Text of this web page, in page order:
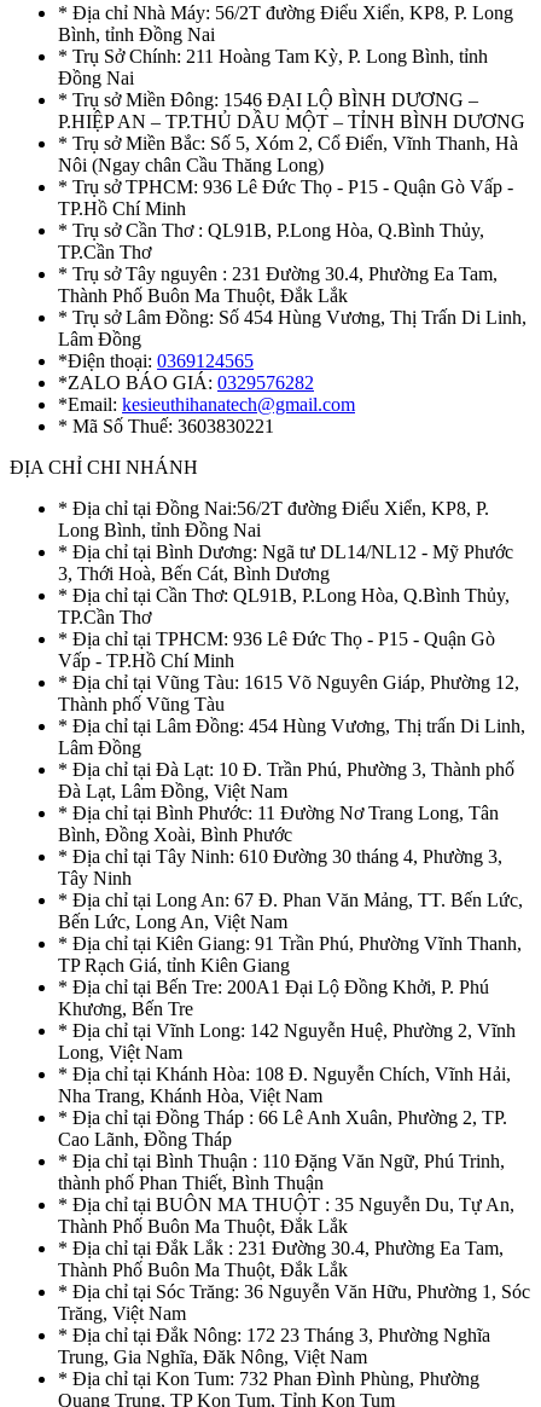
* Địa chỉ Nhà Máy: 56/2T đường Điểu Xiển, KP8, P. Long
Bình, tỉnh Đồng Nai
* Trụ Sở Chính: 211 Hoàng Tam Kỳ, P. Long Bình, tỉnh
Đồng Nai
* Trụ sở Miền Đông: 1546 ĐẠI LỘ BÌNH DƯƠNG –
P.HIỆP AN – TP.THỦ DẦU MỘT – TỈNH BÌNH DƯƠNG
* Trụ sở Miền Bắc: Số 5, Xóm 2, Cổ Điển, Vĩnh Thanh, Hà
Nôi (Ngay chân Cầu Thăng Long)
* Trụ sở TPHCM: 936 Lê Đức Thọ - P15 - Quận Gò Vấp -
TP.Hồ Chí Minh
* Trụ sở Cần Thơ : QL91B, P.Long Hòa, Q.Bình Thủy,
TP.Cần Thơ
* Trụ sở Tây nguyên : 231 Đường 30.4, Phường Ea Tam,
Thành Phố Buôn Ma Thuột, Đắk Lắk
* Trụ sở Lâm Đồng: Số 454 Hùng Vương, Thị Trấn Di Linh,
Lâm Đồng
*Điện thoại: 0369124565
*ZALO BÁO GIÁ: 0329576282
*Email: kesieuthihanatech@gmail.com
* Mã Số Thuế: 3603830221
ĐỊA CHỈ CHI NHÁNH
* Địa chỉ tại Đồng Nai:56/2T đường Điểu Xiển, KP8, P.
Long Bình, tỉnh Đồng Nai
* Địa chỉ tại Bình Dương: Ngã tư DL14/NL12 - Mỹ Phước
3, Thới Hoà, Bến Cát, Bình Dương
* Địa chỉ tại Cần Thơ: QL91B, P.Long Hòa, Q.Bình Thủy,
TP.Cần Thơ
* Địa chỉ tại TPHCM: 936 Lê Đức Thọ - P15 - Quận Gò
Vấp - TP.Hồ Chí Minh
* Địa chỉ tại Vũng Tàu: 1615 Võ Nguyên Giáp, Phường 12,
Thành phố Vũng Tàu
* Địa chỉ tại Lâm Đồng: 454 Hùng Vương, Thị trấn Di Linh,
Lâm Đồng
* Địa chỉ tại Đà Lạt: 10 Đ. Trần Phú, Phường 3, Thành phố
Đà Lạt, Lâm Đồng, Việt Nam
* Địa chỉ tại Bình Phước: 11 Đường Nơ Trang Long, Tân
Bình, Đồng Xoài, Bình Phước
* Địa chỉ tại Tây Ninh: 610 Đường 30 tháng 4, Phường 3,
Tây Ninh
* Địa chỉ tại Long An: 67 Đ. Phan Văn Mảng, TT. Bến Lức,
Bến Lức, Long An, Việt Nam
* Địa chỉ tại Kiên Giang: 91 Trần Phú, Phường Vĩnh Thanh,
TP Rạch Giá, tỉnh Kiên Giang
* Địa chỉ tại Bến Tre: 200A1 Đại Lộ Đồng Khởi, P. Phú
Khương, Bến Tre
* Địa chỉ tại Vĩnh Long: 142 Nguyễn Huệ, Phường 2, Vĩnh
Long, Việt Nam
* Địa chỉ tại Khánh Hòa: 108 Đ. Nguyễn Chích, Vĩnh Hải,
Nha Trang, Khánh Hòa, Việt Nam
* Địa chỉ tại Đồng Tháp : 66 Lê Anh Xuân, Phường 2, TP.
Cao Lãnh, Đồng Tháp
* Địa chỉ tại Bình Thuận : 110 Đặng Văn Ngữ, Phú Trinh,
thành phố Phan Thiết, Bình Thuận
* Địa chỉ tại BUÔN MA THUỘT : 35 Nguyễn Du, Tự An,
Thành Phố Buôn Ma Thuột, Đắk Lắk
* Địa chỉ tại Đắk Lắk : 231 Đường 30.4, Phường Ea Tam,
Thành Phố Buôn Ma Thuột, Đắk Lắk
* Địa chỉ tại Sóc Trăng: 36 Nguyễn Văn Hữu, Phường 1, Sóc
Trăng, Việt Nam
* Địa chỉ tại Đắk Nông: 172 23 Tháng 3, Phường Nghĩa
Trung, Gia Nghĩa, Đăk Nông, Việt Nam
* Địa chỉ tại Kon Tum: 732 Phan Đình Phùng, Phường
Quang Trung, TP Kon Tum, Tỉnh Kon Tum